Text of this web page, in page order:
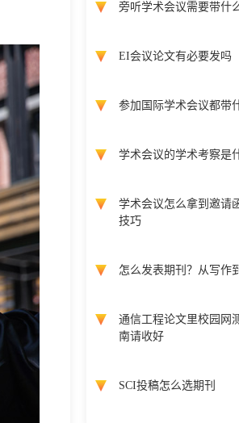
旁听学术会议需要带什
EI会议论文有必要发吗
参加国际学术会议都带
学术会议的学术考察是
学术会议怎么拿到邀请
技巧
怎么发表期刊？从写作
通信工程论文里校园网
南请收好
SCI投稿怎么选期刊